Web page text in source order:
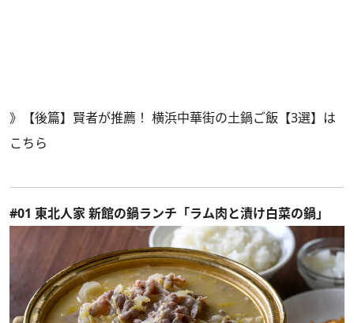
》
【後篇】賢者が推薦！ 横浜中華街の土鍋ご飯【3選】は
こちら
#01 東北人家 新館の鍋ランチ「ラム肉と漬け白菜の鍋」